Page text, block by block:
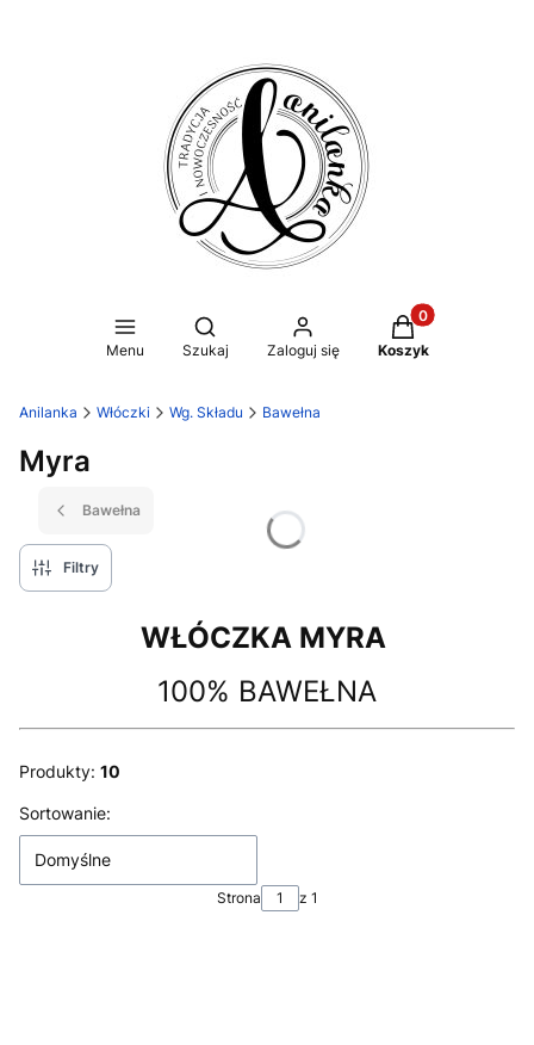
Menu
Otwórz wyszukiwarkę
Szukaj Zaloguj się
Produkty w
Koszyk
Anilanka Włóczki Wg. Składu Bawełna
Myra
Bawełna
Filtry
WŁÓCZKA MYRA
100% BAWEŁNA
Produkty: 10
Lista produktów
Sortowanie:
Domyślne
Strona z 1